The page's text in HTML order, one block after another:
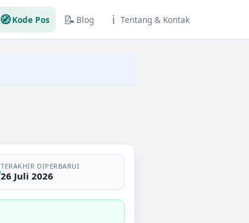
🧭Kode Pos 📝 Blog ℹ️ Tentang & Kontak
TERAKHIR DIPERBARUI
26 Juli 2026